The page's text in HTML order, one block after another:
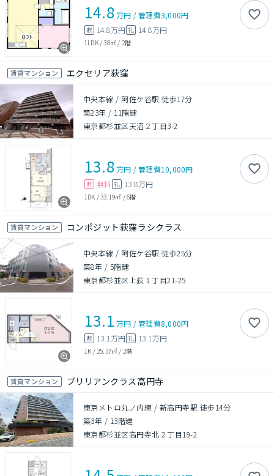
14.8万円 /管理費3,000円
敷 14.8万円 礼 14.8万円
1LDK/38㎡ / 2階
賃貸マンション エクセリア荻窪
中央本線 / 阿佐ケ谷駅 徒歩17分
築23年 / 11階建
東京都杉並区天沼２丁目3-2
13.8万円 /管理費10,000円
敷 無料 礼 13.8万円
1DK /33.19㎡ /6階
賃貸マンション コンポジット荻窪ラシクラス
中央本線 / 阿佐ケ谷駅 徒歩25分
築8年 / 5階建
東京都杉並区上荻１丁目21-25
13.1 万円 /管理費8,000円
敷 13.1万円 礼 13.1万円
1K / 25.37㎡ / 2階
賃貸マンション ブリリアンクラス高円寺
東京メトロ丸ノ内線 / 新高円寺駅 徒歩14分
築3年 / 13階建
東京都杉並区高円寺北２丁目19-2